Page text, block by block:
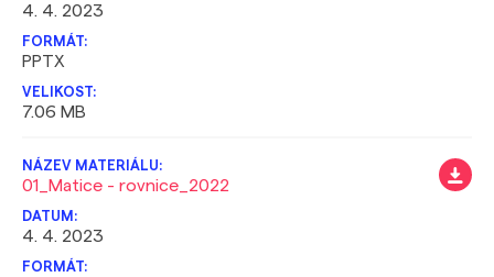
4. 4. 2023
PPTX
7.06 MB
01_Matice - rovnice_2022
4. 4. 2023